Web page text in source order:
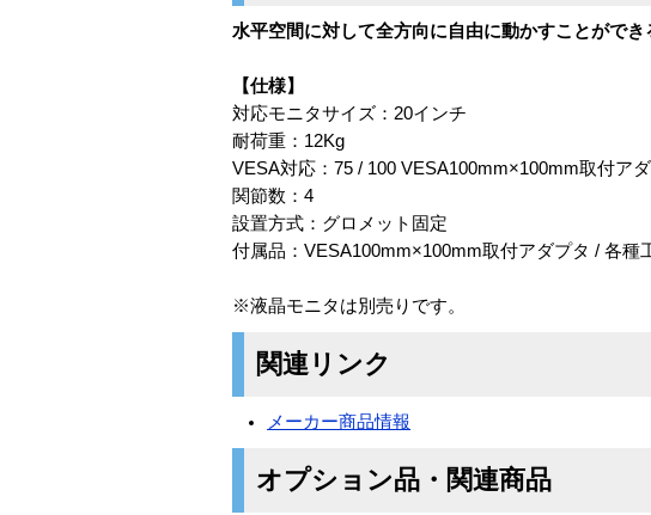
水平空間に対して全方向に自由に動かすことがで
【仕様】
対応モニタサイズ：20インチ
耐荷重：12Kg
VESA対応：75 / 100 VESA100mm×100mm取付ア
関節数：4
設置方式：グロメット固定
付属品：VESA100mm×100mm取付アダプタ / 各種
※液晶モニタは別売りです。
関連リンク
メーカー商品情報
オプション品・関連商品